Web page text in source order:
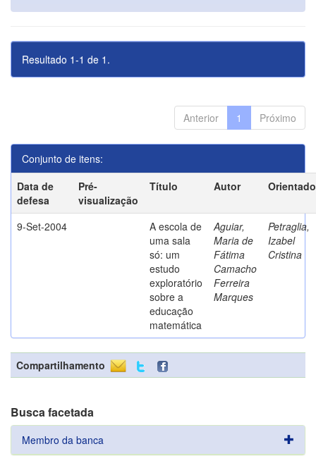
Resultado 1-1 de 1.
Anterior 1 Próximo
Conjunto de itens:
Data de
defesa
Pré-
visualização
Título Autor
9-Set-2004
A escola de
uma sala
só: um
estudo
exploratório
sobre a
educação
matemática
Aguiar,
Maria de
Fátima
Camacho
Ferreira
Marques
Petraglia,
Izabel
Cristina
Compartilhamento
Busca facetada
Membro da banca